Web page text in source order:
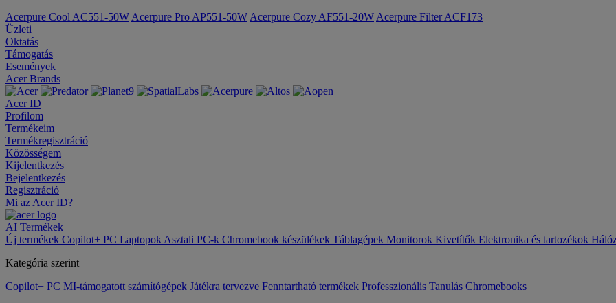
Acerpure Cool AC551-50W Acerpure Pro AP551-50W Acerpure Cozy AF551-20W Acerpure Filter ACF173
Üzleti
Oktatás
Támogatás
Események
Acer Brands
Acer ID
Profilom
Termékeim
Termékregisztráció
Közösségem
Kijelentkezés
Bejelentkezés
Regisztráció
Mi az Acer ID?
AI Termékek
Új termékek Copilot+ PC Laptopok Asztali PC-k Chromebook készülékek Táblagépek Monitorok Kivetítők Elektronika és tartozékok
Kategória szerint
Copilot+ PC MI-támogatott számítógépek Játékra tervezve Fenntartható termékek Professzionális Tanulás Chromebooks